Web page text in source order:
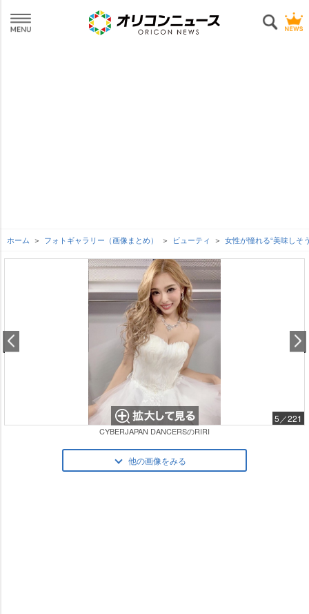
ホーム フォトギャラリー（画像まとめ） ビューティ 女性が憧れる“美味しそ
5／221
CYBERJAPAN DANCERSのRIRI
他の画像をみる